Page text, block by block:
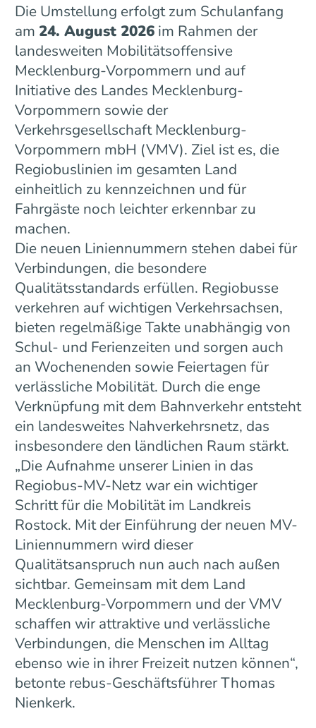
Die Umstellung erfolgt zum Schulanfang
am 24. August 2026im Rahmen der
landesweiten Mobilitätsoffensive
Mecklenburg-Vorpommern und auf
Initiative des Landes Mecklenburg-
Vorpommern sowie der
Verkehrsgesellschaft Mecklenburg-
Vorpommern mbH (VMV). Ziel ist es, die
Regiobuslinien im gesamten Land
einheitlich zu kennzeichnen und für
Fahrgäste noch leichter erkennbar zu
machen.
Die neuen Liniennummern stehen dabei für
Verbindungen, die besondere
Qualitätsstandards erfüllen. Regiobusse
verkehren auf wichtigen Verkehrsachsen,
bieten regelmäßige Takte unabhängig von
Schul- und Ferienzeiten und sorgen auch
an Wochenenden sowie Feiertagen für
verlässliche Mobilität. Durch die enge
Verknüpfung mit dem Bahnverkehr entsteht
ein landesweites Nahverkehrsnetz, das
insbesondere den ländlichen Raum stärkt.
„Die Aufnahme unserer Linien in das
Regiobus-MV-Netz war ein wichtiger
Schritt für die Mobilität im Landkreis
Rostock. Mit der Einführung der neuen MV-
Liniennummern wird dieser
Qualitätsanspruch nun auch nach außen
sichtbar. Gemeinsam mit dem Land
Mecklenburg-Vorpommern und der VMV
schaffen wir attraktive und verlässliche
Verbindungen, die Menschen im Alltag
ebenso wie in ihrer Freizeit nutzen können“,
betonte rebus-Geschäftsführer Thomas
Nienkerk.